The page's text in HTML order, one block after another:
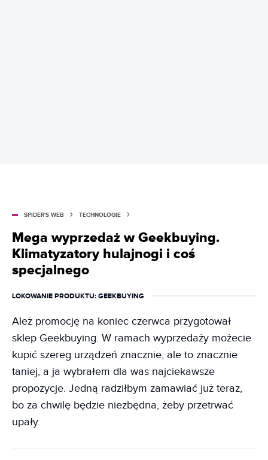
SPIDER'S WEB TECHNOLOGIE
Mega wyprzedaż w Geekbuying.
Klimatyzatory hulajnogi i coś
specjalnego
LOKOWANIE PRODUKTU: GEEKBUYING
Ależ promocję na koniec czerwca przygotował
sklep Geekbuying. W ramach wyprzedaży możecie
kupić szereg urządzeń znacznie, ale to znacznie
taniej, a ja wybrałem dla was najciekawsze
propozycje. Jedną radziłbym zamawiać już teraz,
bo za chwilę będzie niezbędna, żeby przetrwać
upały.